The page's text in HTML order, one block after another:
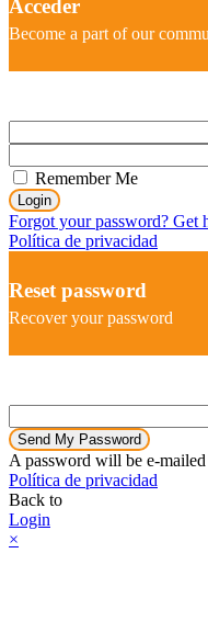
Acceder
Become a part of our
Remember Me
Login
Forgot your password? Get
Política de privacidad
Reset password
Recover your password
Send My Password
A password will be e-
Política de privacidad
Back to
Login
×